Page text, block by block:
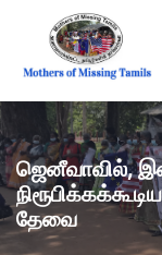
ஜெனீவாவில்,
தேவை